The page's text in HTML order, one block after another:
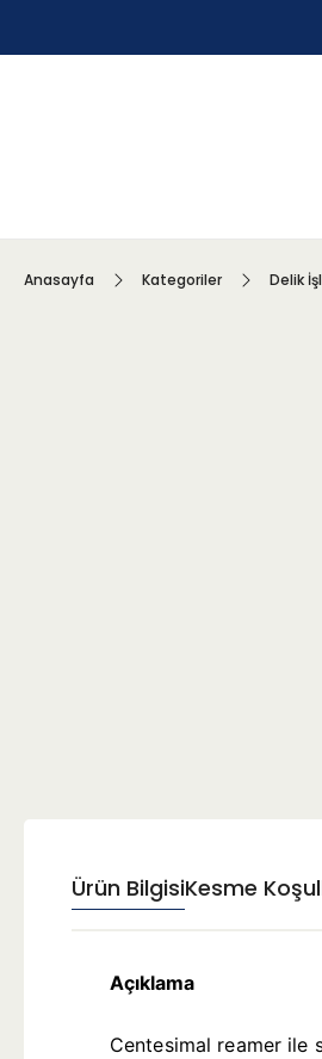
Anasayfa Kategoriler Delik
Ürün BilgisiKesme
Açıklama
Centesimal reamer ile